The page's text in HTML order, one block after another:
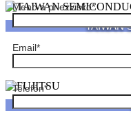
TAIWAN
Meno a priezvisko*
Email*
Telefón*